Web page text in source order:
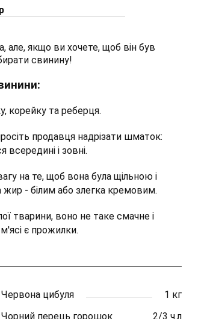
якщо ви хочете, щоб він був
свинину!
корейку та реберця.
продавця надрізати шматок:
всередині і зовні.
на те, щоб вона була щільною і
- білим або злегка кремовим.
тварини, воно не таке смачне і
є прожилки.
Червона цибуля
1 кг
Чорний перець горошок
2/3 ч.л